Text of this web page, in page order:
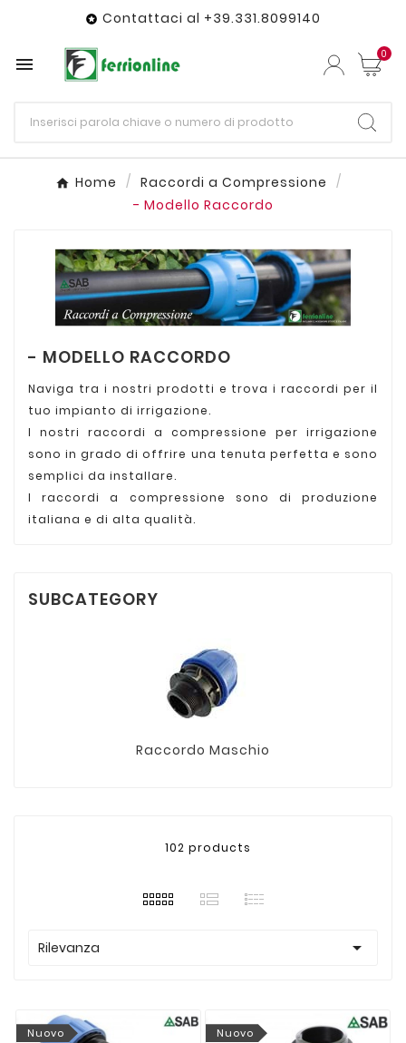
 Contattaci al +39.331.8099140
 0
Home
Raccordi a Compressione
- Modello Raccordo
- MODELLO RACCORDO
Naviga tra i nostri prodotti e trova i raccordi per il
tuo impianto di irrigazione.
I nostri raccordi a compressione per irrigazione
sono in grado di offrire una tenuta perfetta e sono
semplici da installare.
I raccordi a compressione sono di produzione
italiana e di alta qualità.
SUBCATEGORY
Raccordo Maschio
102 products
Rilevanza 
Nuovo Nuovo